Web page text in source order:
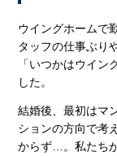
ウイングホームで
タッフの仕事ぶり
「いつかはウイン
した。
結婚後、最初はマ
ションの方向で考
からず…。私たち